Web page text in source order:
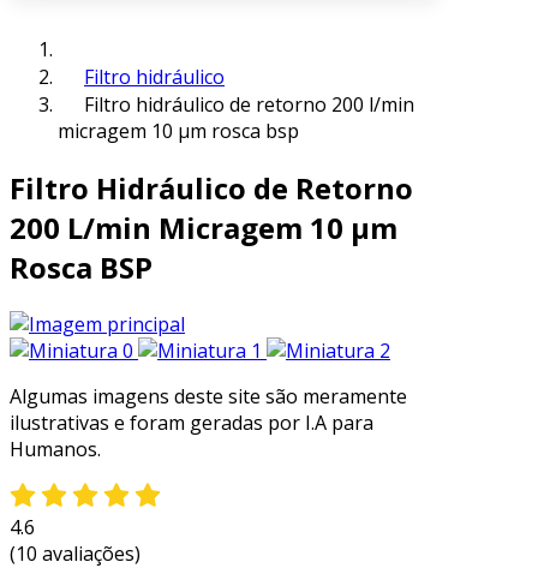
Filtro hidráulico
Filtro hidráulico de retorno 200 l/min
micragem 10 μm rosca bsp
Filtro Hidráulico de Retorno
200 L/min Micragem 10 μm
Rosca BSP
Algumas imagens deste site são meramente
ilustrativas e foram geradas por I.A para
Humanos.
4.6
(10 avaliações)